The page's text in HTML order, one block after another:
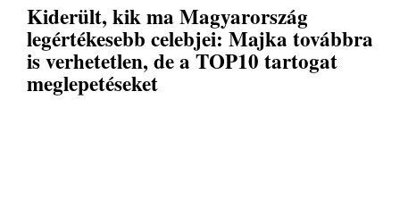
Kiderült, kik ma Magyarország
legértékesebb celebjei: Majka továbbra
is verhetetlen, de a TOP10 tartogat
meglepetéseket